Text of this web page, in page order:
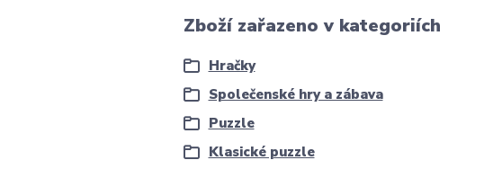
Zboží zařazeno v kategoriích
Hračky
Společenské hry a zábava
Puzzle
Klasické puzzle